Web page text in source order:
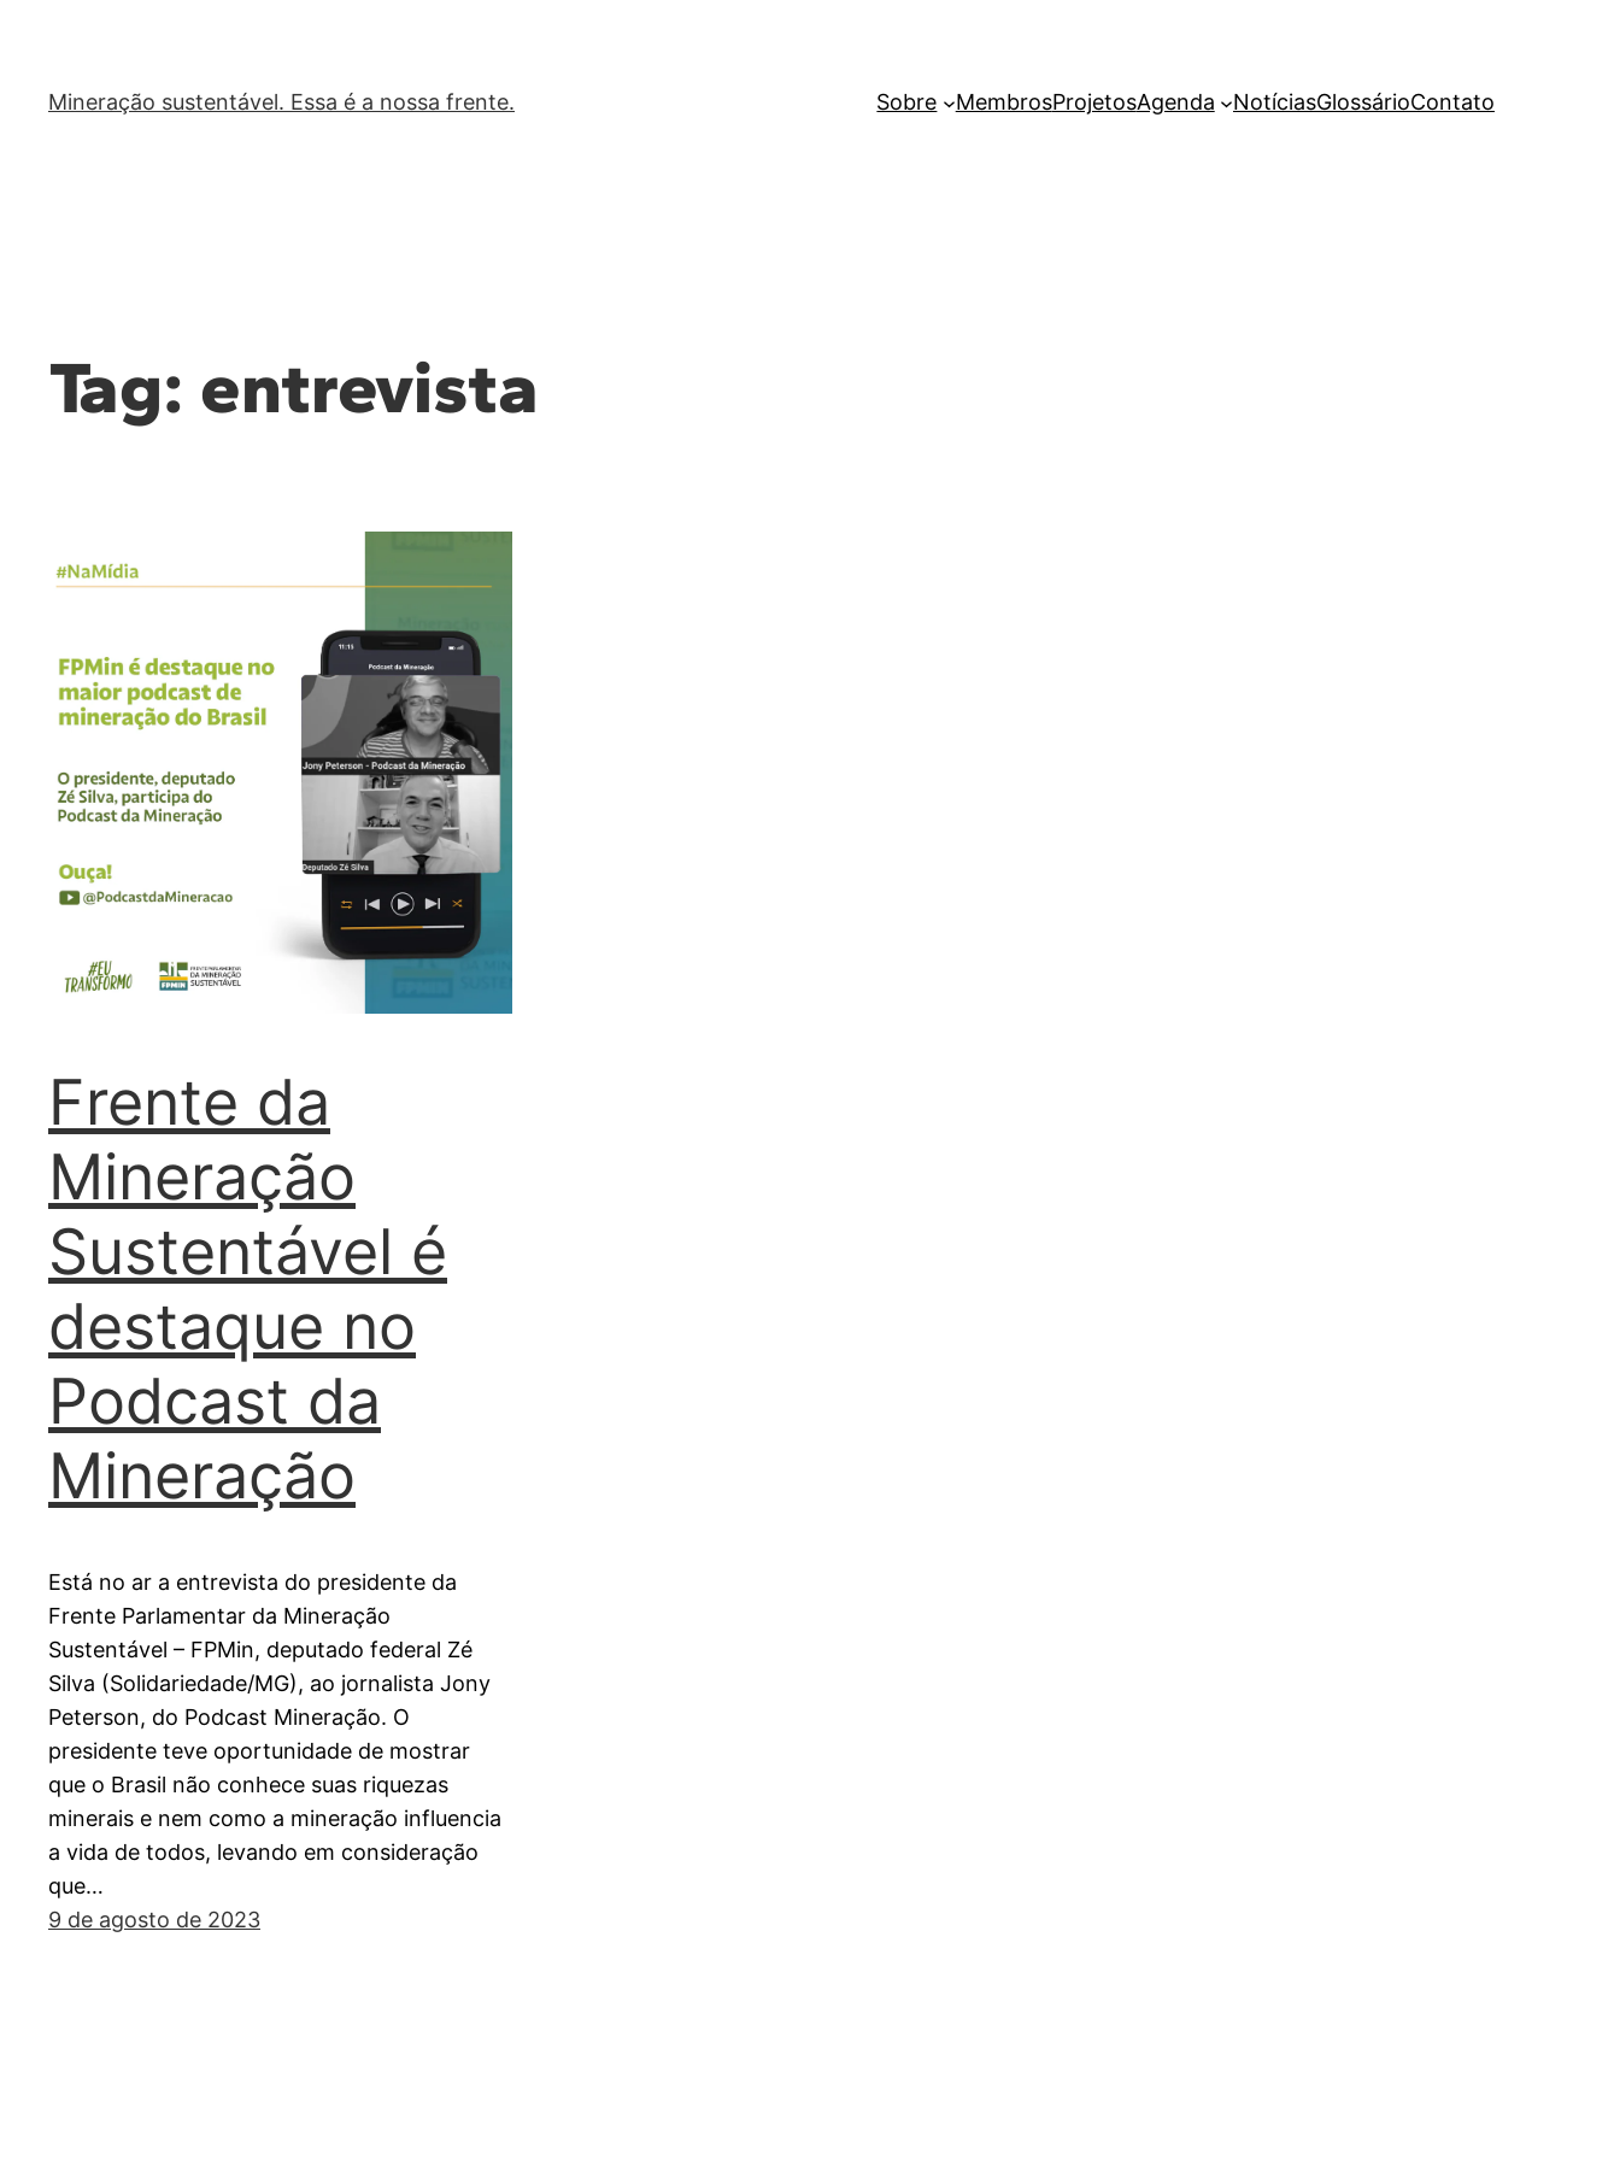
Mineração sustentável. Essa é a nossa frente. Sobre MembrosProjetosAgenda NotíciasGlossárioContato
Tag: entrevista
Frente da
Mineração
Sustentável é
destaque no
Podcast da
Mineração
Está no ar a entrevista do presidente da
Frente Parlamentar da Mineração
Sustentável – FPMin, deputado federal Zé
Silva (Solidariedade/MG), ao jornalista Jony
Peterson, do Podcast Mineração. O
presidente teve oportunidade de mostrar
que o Brasil não conhece suas riquezas
minerais e nem como a mineração influencia
a vida de todos, levando em consideração
que…
9 de agosto de 2023